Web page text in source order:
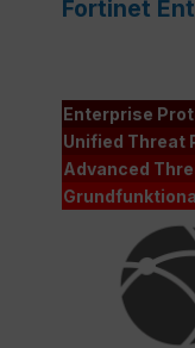
Fortinet
Enterprise
Unified Threat
Advanced